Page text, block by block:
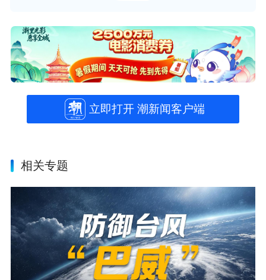
立即打开 潮新闻客户端
相关专题